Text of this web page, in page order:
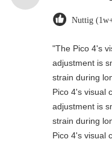
Nuttig
"The Pico 4's
adjustment is
strain during
Pico 4's visual
adjustment is
strain during
Pico 4's visual